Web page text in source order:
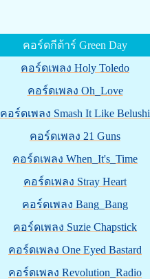
คอร์ดกีต้าร์ Green Day
คอร์ดเพลง Holy Toledo
คอร์ดเพลง Oh_Love
คอร์ดเพลง Smash It Like Belushi
คอร์ดเพลง 21 Guns
คอร์ดเพลง When_It's_Time
คอร์ดเพลง Stray Heart
คอร์ดเพลง Bang_Bang
คอร์ดเพลง Suzie Chapstick
คอร์ดเพลง One Eyed Bastard
คอร์ดเพลง Revolution_Radio